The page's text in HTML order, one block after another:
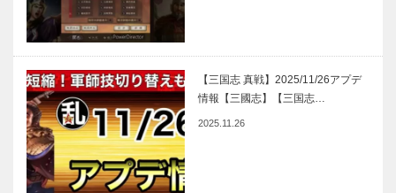
【三国志 真戦】2025/11/26アプデ
情報【三國志】【三国志…
2025.11.26